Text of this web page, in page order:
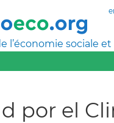
l’économie sociale
por el